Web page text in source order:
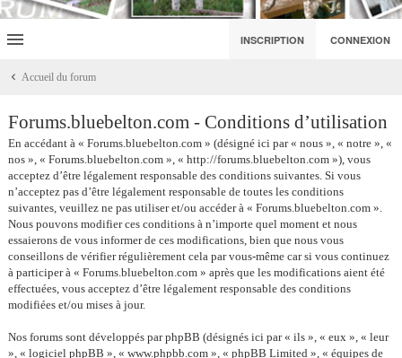
INSCRIPTION CONNEXION
Accueil du forum
Forums.bluebelton.com - Conditions d’utilisation
En accédant à « Forums.bluebelton.com » (désigné ici par « nous », « notre », «
nos », « Forums.bluebelton.com », « http://forums.bluebelton.com »), vous
acceptez d’être légalement responsable des conditions suivantes. Si vous
n’acceptez pas d’être légalement responsable de toutes les conditions
suivantes, veuillez ne pas utiliser et/ou accéder à « Forums.bluebelton.com ».
Nous pouvons modifier ces conditions à n’importe quel moment et nous
essaierons de vous informer de ces modifications, bien que nous vous
conseillons de vérifier régulièrement cela par vous-même car si vous continuez
à participer à « Forums.bluebelton.com » après que les modifications aient été
effectuées, vous acceptez d’être légalement responsable des conditions
modifiées et/ou mises à jour.
Nos forums sont développés par phpBB (désignés ici par « ils », « eux », « leur
», « logiciel phpBB », « www.phpbb.com », « phpBB Limited », « équipes de